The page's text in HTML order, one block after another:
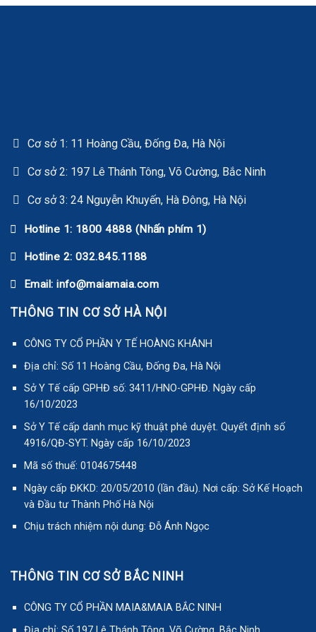
Cơ sở 1: 11 Hoàng Cầu, Đống Đa, Hà Nội
Cơ sở 2: 197 Lê Thánh Tông, Võ Cường, Bắc Ninh
Cơ sở 3: 24 Nguyễn Khuyến, Hà Đông, Hà Nội
Hotline 1: 1800 4888 (Nhấn phím 1)
Hotline 2: 032.845.1188
Email: info@maiamaia.com
THÔNG TIN CƠ SỞ HÀ NỘI
CÔNG TY CỔ PHẦN Y TẾ HOÀNG KHÁNH
Địa chỉ: Số 11 Hoàng Cầu, Đống Đa, Hà Nội
Sở Y Tế cấp GPHĐ số: 3411/HNO-GPHĐ. Ngày cấp
16/10/2023
Sở Y Tế cấp danh mục kỹ thuật phê duyệt. Quyết định số
4916/QĐ-SYT. Ngày cấp 16/10/2023
Mã số thuế: 0104675448
Ngày cấp ĐKKD: 20/05/2010 (lần đầu). Nơi cấp: Sở Kế Hoạch
và Đầu tư Thành Phố Hà Nội
Chịu trách nhiệm nội dung: Đỗ Ánh Ngọc
THÔNG TIN CƠ SỞ BẮC NINH
CÔNG TY CỔ PHẦN MAIA&MAIA BẮC NINH